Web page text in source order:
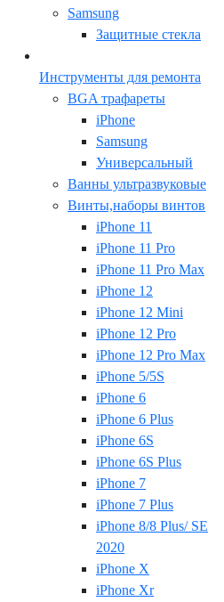
Samsung
Защитные стекла
Инструменты для ремонта
BGA трафареты
iPhone
Samsung
Универсальный
Ванны ультразвуковые
Винты,наборы винтов
iPhone 11
iPhone 11 Pro
iPhone 11 Pro Max
iPhone 12
iPhone 12 Mini
iPhone 12 Pro
iPhone 12 Pro Max
iPhone 5/5S
iPhone 6
iPhone 6 Plus
iPhone 6S
iPhone 6S Plus
iPhone 7
iPhone 7 Plus
iPhone 8/8 Plus/ SE
2020
iPhone X
iPhone Xr